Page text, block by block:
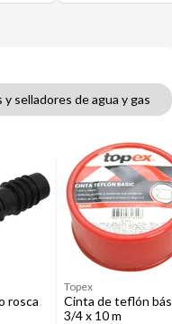
selladores de agua y gas
Flexibles de agua
Construcción y Ferretería
rosca
Topex
Cinta de teflón
3/4 x 10 m